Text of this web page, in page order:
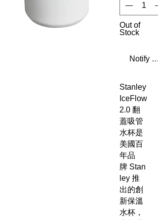
Out of
Stock
Notify
Stanley
IceFlow
2.0 翻
蓋吸管
水杯是
美國百
年品
牌 Stan
ley 推
出的創
新保溫
水杯，